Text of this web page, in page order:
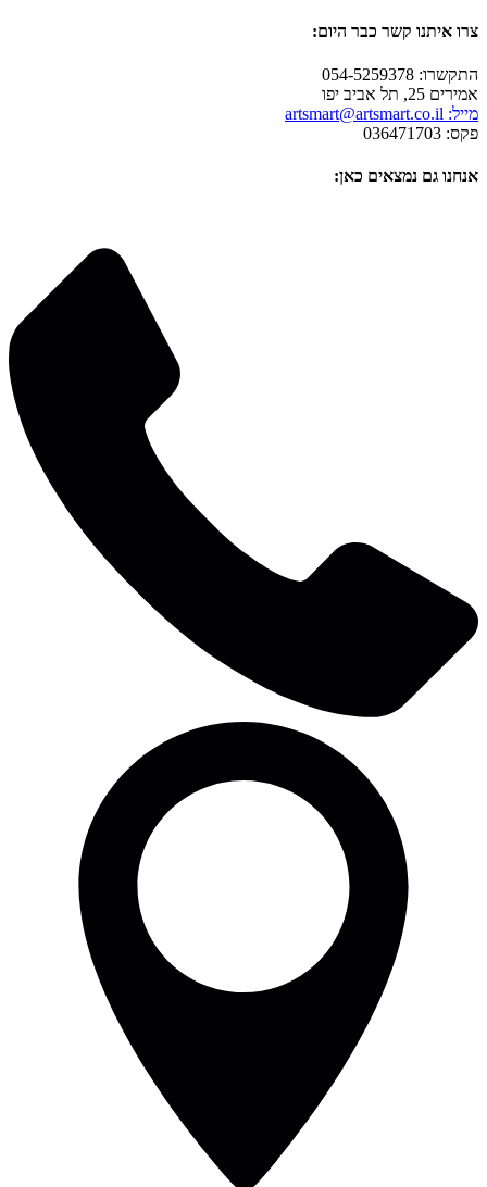
צרו איתנו קשר כבר היום:
התקשרו: 054-5259378
אמירים 25, תל אביב יפו
מייל: artsmart@artsmart.co.il
פקס: 036471703
אנחנו גם נמצאים כאן: